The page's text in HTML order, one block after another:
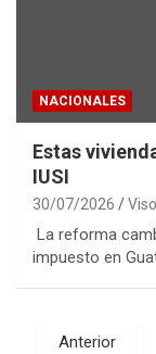
NACIONALES
Estas
IUSI
30/07/2026
La reforma
impuesto en
Paginación
Anterior